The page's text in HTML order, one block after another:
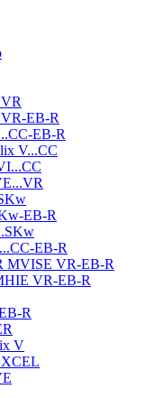
EB-R
EB-R
V...CC
EB-R
EB-R
MVISE VR-EB-R
VR-EB-R
R
V